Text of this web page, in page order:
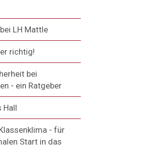
LH Mattle
richtig!
bei
- ein Ratgeber
Hall
- für
Start in das